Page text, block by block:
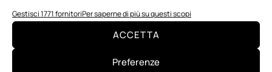
Gestisci 1771 fornitoriPer saperne di più su questi scopi
ACCETTA
Preferenze
Una nuova mano robotica passa da una pinza all’altra
O-Ring, tecnica e applicazioni